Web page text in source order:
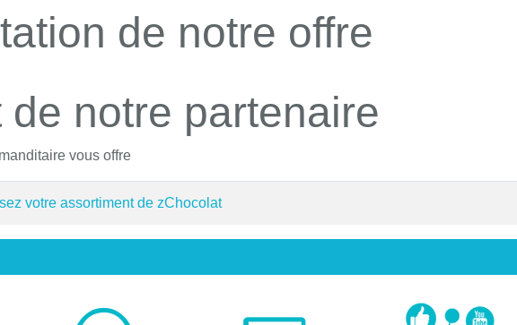
de notre offre
de notre partenaire
vous offre
votre assortiment de zChocolat